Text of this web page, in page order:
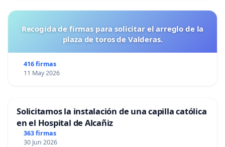
Recogida de firmas para solicitar el arreglo de la
plaza de toros de Valderas.
416 firmas
11 May 2026
Solicitamos la instalación de una capilla católica
en el Hospital de Alcañiz
363 firmas
30 Jun 2026